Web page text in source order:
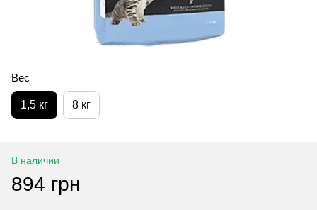
Вес
1,5 кг 8 кг
В наличии
894 грн